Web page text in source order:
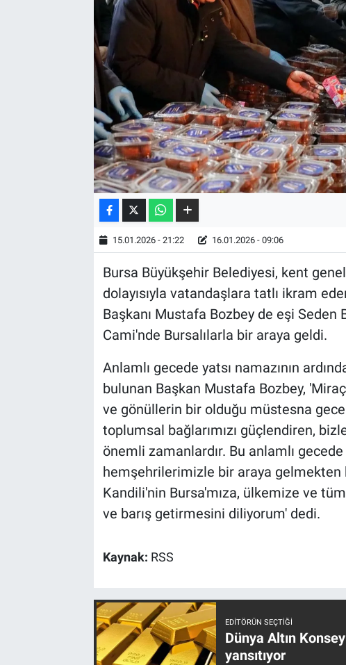
15.01.2026 - 21:22 16.01.2026 - 09:06
Bursa Büyükşehir Belediyesi, kent
dolayısıyla vatandaşlara tatlı ikram
Başkanı Mustafa Bozbey de eşi
Cami'nde Bursalılarla bir araya geldi.
Anlamlı gecede yatsı namazının
bulunan Başkan Mustafa Bozbey,
ve gönüllerin bir olduğu müstesna
toplumsal bağlarımızı güçlendiren,
önemli zamanlardır. Bu anlamlı
hemşehrilerimizle bir araya
Kandili'nin Bursa'mıza, ülkemize ve
ve barış getirmesini diliyorum' dedi.
Kaynak: RSS
EDITÖRÜN SEÇTIĞI
Dünya Altın
yansıtıyor